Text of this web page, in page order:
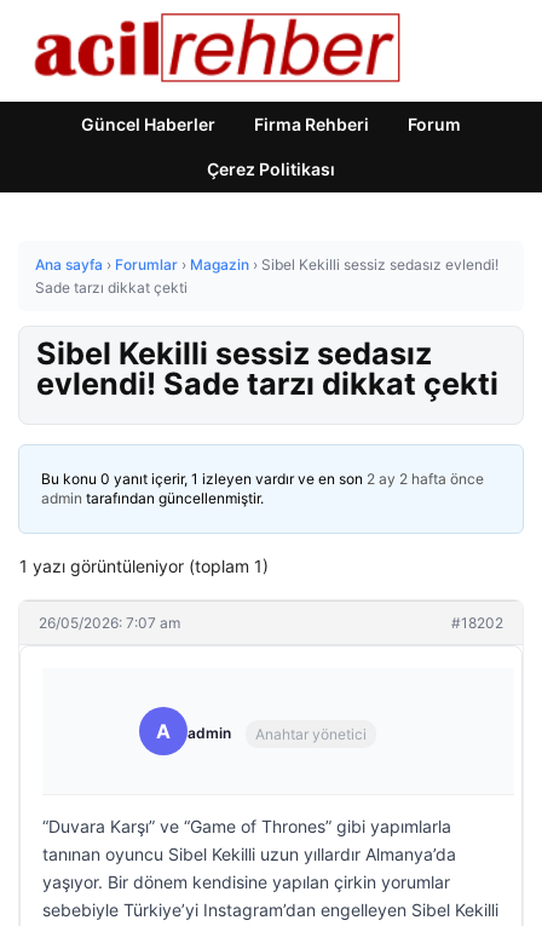
Güncel Haberler Firma Rehberi Forum
Çerez Politikası
Ana sayfa › Forumlar › Magazin › Sibel Kekilli sessiz sedasız evlendi!
Sade tarzı dikkat çekti
Sibel Kekilli sessiz sedasız
evlendi! Sade tarzı dikkat çekti
Bu konu 0 yanıt içerir, 1 izleyen vardır ve en son 2 ay 2 hafta önce
admin tarafından güncellenmiştir.
1 yazı görüntüleniyor (toplam 1)
26/05/2026: 7:07 am #18202
A admin Anahtar yönetici
“Duvara Karşı” ve “Game of Thrones” gibi yapımlarla
tanınan oyuncu Sibel Kekilli uzun yıllardır Almanya’da
yaşıyor. Bir dönem kendisine yapılan çirkin yorumlar
sebebiyle Türkiye’yi Instagram’dan engelleyen Sibel Kekilli